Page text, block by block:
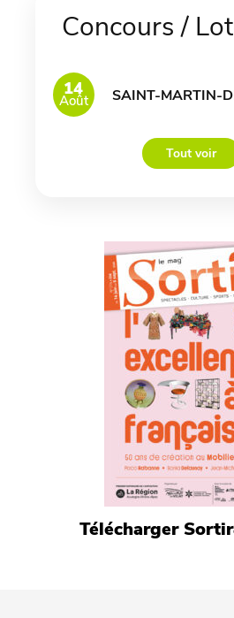
Concours /
14
Août SAINT-MARTIN-
Tout voir
Télécharger